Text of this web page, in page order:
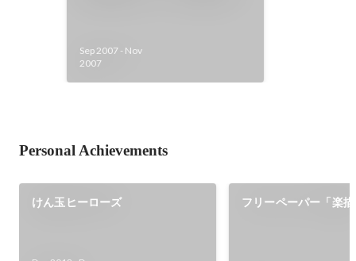
Sep 2007 - Nov
2007
Personal Achievements
けん玉ヒーローズ フリーペーパー「楽